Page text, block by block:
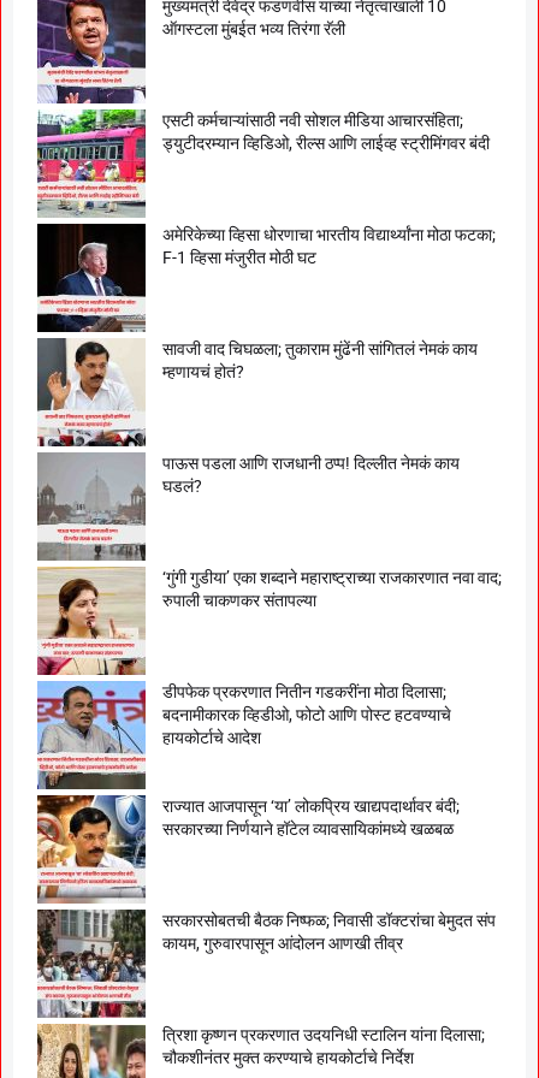
मुख्यमंत्री देवेंद्र फडणवीस यांच्या नेतृत्वाखाली 10
ऑगस्टला मुंबईत भव्य तिरंगा रॅली
एसटी कर्मचाऱ्यांसाठी नवी सोशल मीडिया आचारसंहिता;
ड्युटीदरम्यान व्हिडिओ, रील्स आणि लाईव्ह स्ट्रीमिंगवर बंदी
अमेरिकेच्या व्हिसा धोरणाचा भारतीय विद्यार्थ्यांना मोठा फटका;
F-1 व्हिसा मंजुरीत मोठी घट
सावजी वाद चिघळला; तुकाराम मुंढेंनी सांगितलं नेमकं काय
म्हणायचं होतं?
पाऊस पडला आणि राजधानी ठप्प! दिल्लीत नेमकं काय
घडलं?
‘गुंगी गुडीया’ एका शब्दाने महाराष्ट्राच्या राजकारणात नवा वाद;
रुपाली चाकणकर संतापल्या
डीपफेक प्रकरणात नितीन गडकरींना मोठा दिलासा;
बदनामीकारक व्हिडीओ, फोटो आणि पोस्ट हटवण्याचे
हायकोर्टाचे आदेश
राज्यात आजपासून ‘या’ लोकप्रिय खाद्यपदार्थावर बंदी;
सरकारच्या निर्णयाने हॉटेल व्यावसायिकांमध्ये खळबळ
सरकारसोबतची बैठक निष्फळ; निवासी डॉक्टरांचा बेमुदत संप
कायम, गुरुवारपासून आंदोलन आणखी तीव्र
त्रिशा कृष्णन प्रकरणात उदयनिधी स्टालिन यांना दिलासा;
चौकशीनंतर मुक्त करण्याचे हायकोर्टाचे निर्देश